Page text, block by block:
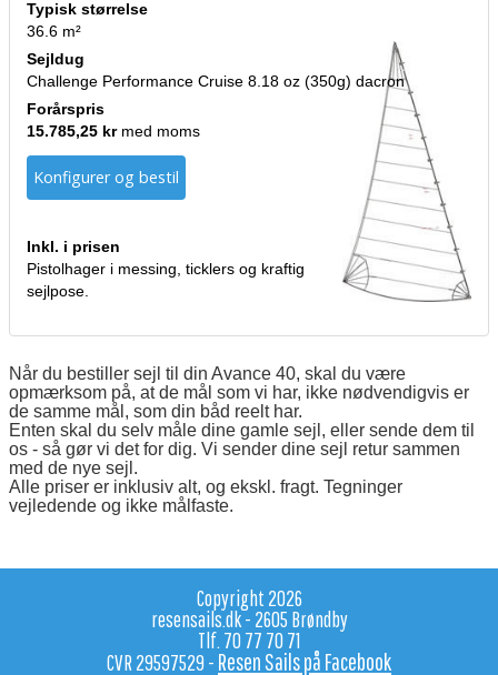
Typisk størrelse
36.6 m²
Sejldug
Challenge Performance Cruise 8.18 oz (350g) dacron
Forårspris
15.785,25 krmed moms
Konfigurer og bestil
Inkl. i prisen
Pistolhager i messing, ticklers og kraftig
sejlpose.
Når du bestiller sejl til din Avance 40, skal du være
opmærksom på, at de mål som vi har, ikke nødvendigvis er
de samme mål, som din båd reelt har.
Enten skal du selv måle dine gamle sejl, eller sende dem til
os - så gør vi det for dig. Vi sender dine sejl retur sammen
med de nye sejl.
Alle priser er inklusiv alt, og ekskl. fragt. Tegninger
vejledende og ikke målfaste.
Copyright 2026
resensails.dk - 2605 Brøndby
Tlf. 70 77 70 71
CVR 29597529 - Resen Sails på Facebook